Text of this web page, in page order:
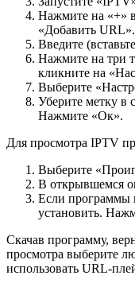
Нажмите на «+»
«Добавить URL».
Введите
Нажмите на три
кликните на
Выберите
Уберите метку в
Нажмите «Ок».
Для просмотра IPTV
Выберите
В открывшемся
Если программы
установить.
Скачав программу,
просмотра выберите
использовать URL-